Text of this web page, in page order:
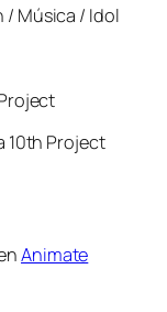
/ Música / Idol
10th Project
Animate